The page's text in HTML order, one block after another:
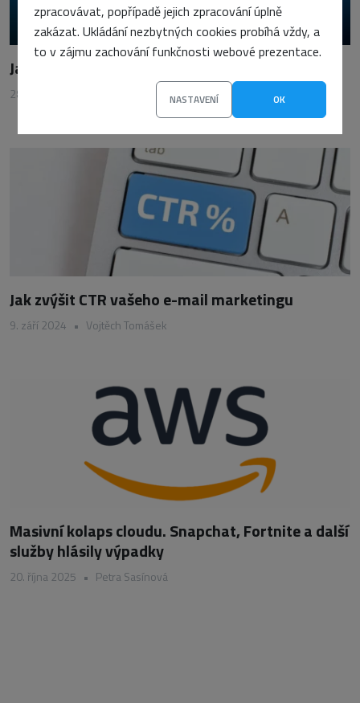
zpracovávat, popřípadě jejich zpracování úplně
zakázat. Ukládání nezbytných cookies probíhá vždy, a
to v zájmu zachování funkčnosti webové prezentace.
NASTAVENÍ OK
Jak ověřovat výstupy AI bez ztráty času
28. ledna 2026 Petra Sasínová
Jak zvýšit CTR vašeho e-mail marketingu
9. září 2024 • Vojtěch Tomášek
Masivní kolaps cloudu. Snapchat, Fortnite a další
služby hlásily výpadky
20. října 2025 • Petra Sasínová